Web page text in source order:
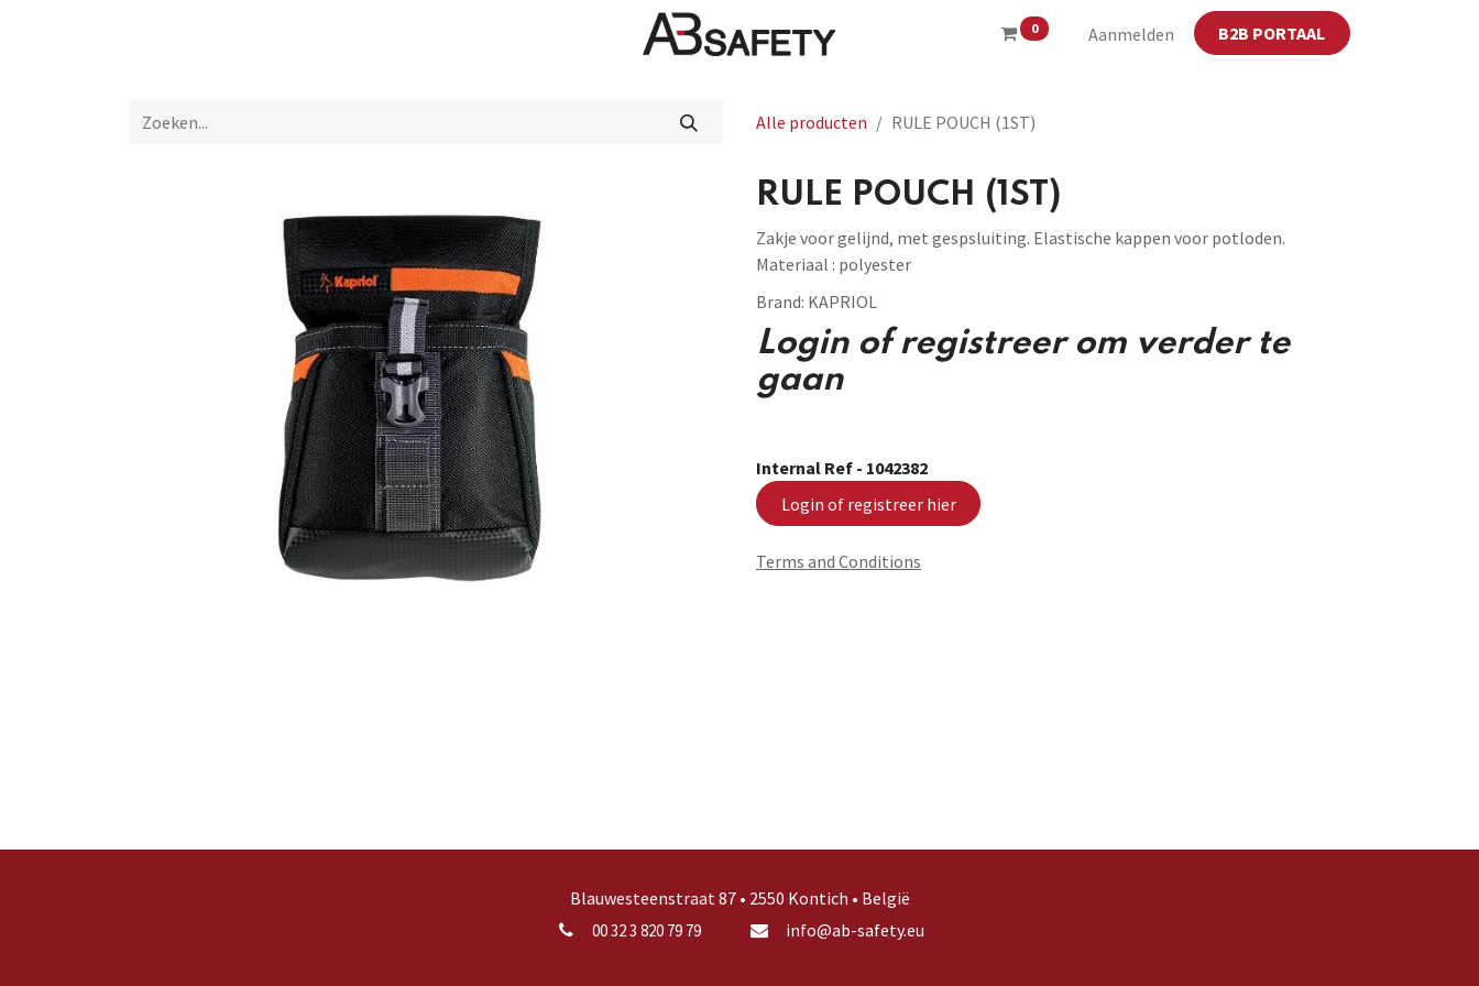
0 Aanmelden B2B PORTAAL
Winkel CE
Alle producten RULE POUCH (1ST)
RULE POUCH (1ST)
Zakje voor gelijnd, met gespsluiting. Elastische kappen voor potloden.
Materiaal : polyester
Brand: KAPRIOL
Login of registreer om verder te
gaan
Internal Ref - 1042382
Login of registreer hier
Terms and Conditions
Blauwesteenstraat 87 • 2550 Kontich • België
00 32 3 820 79 79 info@ab-safety.eu